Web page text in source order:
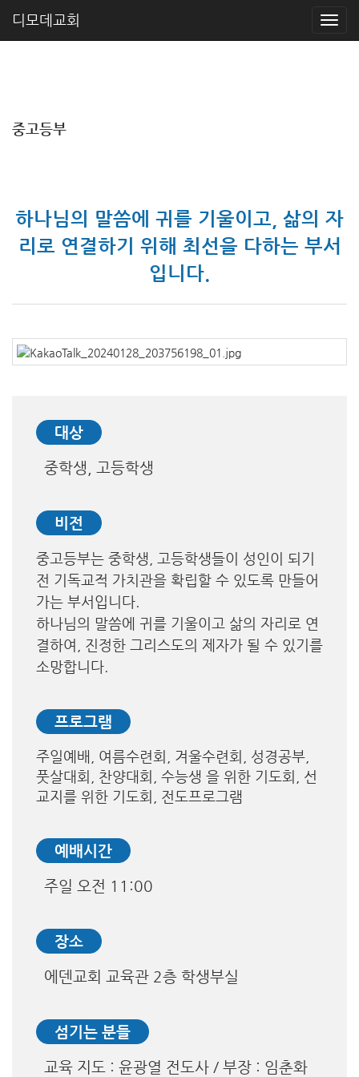
디모데교회
중고등부
하나님의 말씀에 귀를 기울이고, 삶의 자
리로 연결하기 위해 최선을 다하는 부서
입니다.
대상
중학생, 고등학생
비전
중고등부는 중학생, 고등학생들이 성인이 되기
전 기독교적 가치관을 확립할 수 있도록 만들어
가는 부서입니다.
하나님의 말씀에 귀를 기울이고 삶의 자리로 연
결하여, 진정한 그리스도의 제자가 될 수 있기를
소망합니다.
프로그램
주일예배, 여름수련회, 겨울수련회, 성경공부,
풋살대회, 찬양대회, 수능생 을 위한 기도회, 선
교지를 위한 기도회, 전도프로그램
예배시간
주일 오전 11:00
장소
에덴교회 교육관 2층 학생부실
섬기는 분들
교육 지도 : 윤광열 전도사 / 부장 : 임춘화